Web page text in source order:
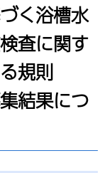
く浴槽水
査に関す
規則
結果につ